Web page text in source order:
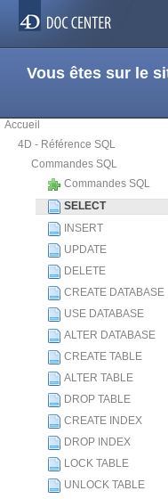
Vous êtes sur le
Accueil
4D - Référence SQL
Commandes SQL
Commandes SQL
SELECT
INSERT
UPDATE
DELETE
CREATE DATABASE
USE DATABASE
ALTER DATABASE
CREATE TABLE
ALTER TABLE
DROP TABLE
CREATE INDEX
DROP INDEX
LOCK TABLE
UNLOCK TABLE